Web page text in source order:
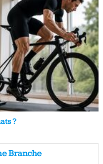
?
Branche